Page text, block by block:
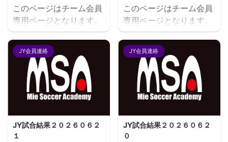
このページはチーム会員
専用ページとなります。
閲覧にはユーザー名とパ
スワードにてログインが
必要となります。既存ユ
ーザのログインユーザー
名またはメールアドレス
パスワード ログイン状態
このページはチーム会員
専用ページとなります。
閲覧にはユーザー名とパ
スワードにてログインが
必要となります。既存ユ
ーザのログインユーザー
名またはメールアドレス
パスワード ログイン状態
JY会員連絡
JY試合結果２０２６０６２
１
JY会員連絡
JY試合結果２０２６０６２
０